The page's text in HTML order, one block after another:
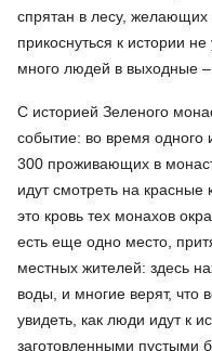
спрятан в лесу, желающих
прикоснуться к истории
много людей в выходные –
С историей Зеленого
событие: во время одного
300 проживающих в
идут смотреть на
это кровь тех монахов
есть еще одно место,
местных жителей: здесь
воды, и многие верят,
увидеть, как люди идут к
заготовленными пустыми